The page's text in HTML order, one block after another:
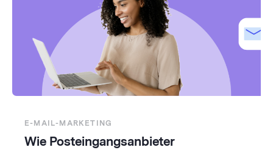
E-MAIL-MARKETING
Wie Posteingangsanbieter